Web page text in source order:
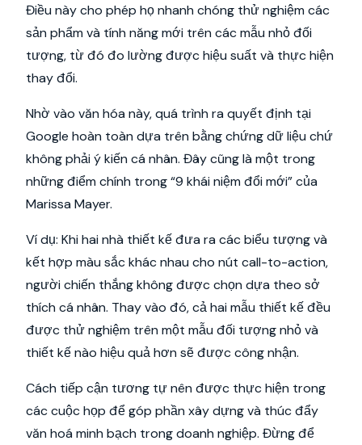
Điều này cho phép họ nhanh chóng thử nghiệm các
sản phẩm và tính năng mới trên các mẫu nhỏ đối
tượng, từ đó đo lường được hiệu suất và thực hiện
thay đổi.
Nhờ vào văn hóa này, quá trình ra quyết định tại
Google hoàn toàn dựa trên bằng chứng dữ liệu chứ
không phải ý kiến cá nhân. Đây cũng là một trong
những điểm chính trong “9 khái niệm đổi mới” của
Marissa Mayer.
Ví dụ: Khi hai nhà thiết kế đưa ra các biểu tượng và
kết hợp màu sắc khác nhau cho nút call-to-action,
người chiến thắng không được chọn dựa theo sở
thích cá nhân. Thay vào đó, cả hai mẫu thiết kế đều
được thử nghiệm trên một mẫu đối tượng nhỏ và
thiết kế nào hiệu quả hơn sẽ được công nhận.
Cách tiếp cận tương tự nên được thực hiện trong
các cuộc họp để góp phần xây dựng và thúc đẩy
văn hoá minh bạch trong doanh nghiệp. Đừng để